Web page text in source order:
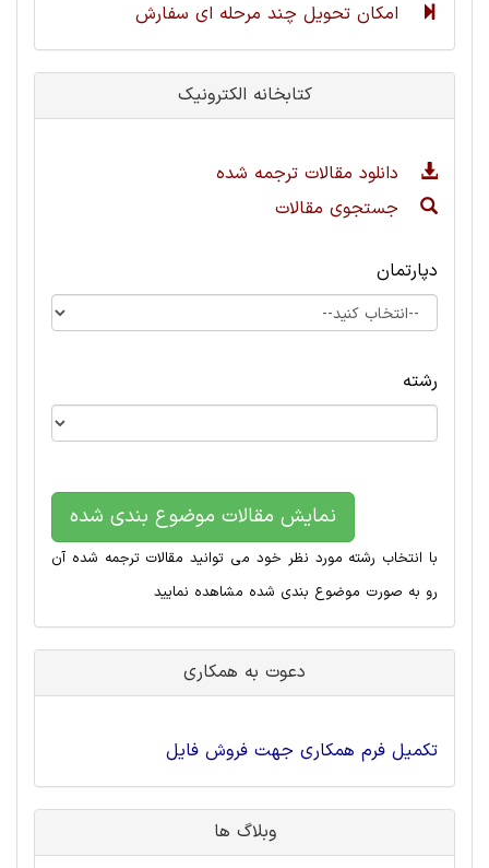
امکان تحویل چند مرحله ای سفارش
کتابخانه الکترونیک
دانلود مقالات ترجمه شده
جستجوی مقالات
دپارتمان
رشته
نمایش مقالات موضوع بندی شده
با انتخاب رشته مورد نظر خود می توانید مقالات ترجمه شده آن
رو به صورت موضوع بندی شده مشاهده نمایید
دعوت به همکاری
تکمیل فرم همکاری جهت فروش فایل
وبلاگ ها